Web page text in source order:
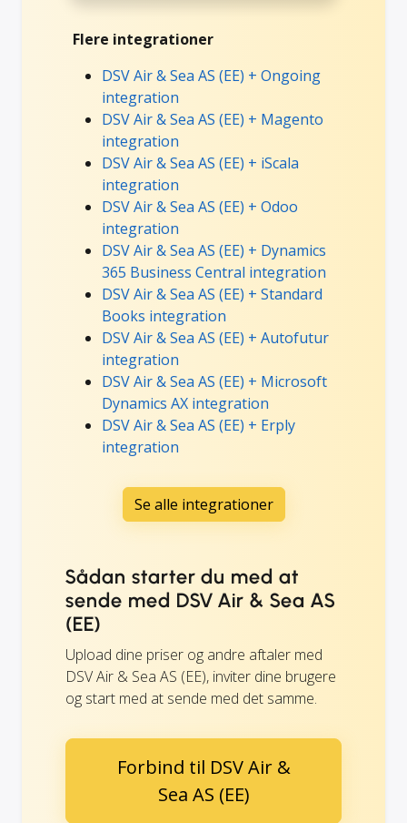
Flere integrationer
DSV Air & Sea AS (EE) + Ongoing
integration
DSV Air & Sea AS (EE) + Magento
integration
DSV Air & Sea AS (EE) + iScala
integration
DSV Air & Sea AS (EE) + Odoo
integration
DSV Air & Sea AS (EE) + Dynamics
365 Business Central integration
DSV Air & Sea AS (EE) + Standard
Books integration
DSV Air & Sea AS (EE) + Autofutur
integration
DSV Air & Sea AS (EE) + Microsoft
Dynamics AX integration
DSV Air & Sea AS (EE) + Erply
integration
Se alle integrationer
Sådan starter du med at
sende med DSV Air & Sea AS
(EE)
Upload dine priser og andre aftaler med
DSV Air & Sea AS (EE), inviter dine brugere
og start med at sende med det samme.
Forbind til DSV Air &
Sea AS (EE)